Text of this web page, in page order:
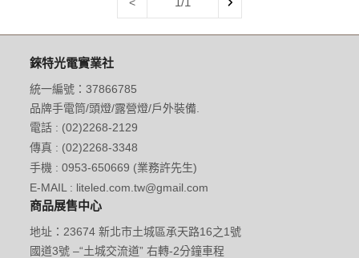
錸特光電實業社
統一編號：37866785
品牌手電筒/頭燈/露營燈/戶外裝備.
電話 : (02)2268-2129
傳真 : (02)2268-3348
手機 : 0953-650669 (業務許先生)
E-MAIL : liteled.com.tw@gmail.com
商品展售中心
地址：23674 新北市土城區承天路16之1號
國道3號 –“土城交流道” 右轉-2分鐘車程